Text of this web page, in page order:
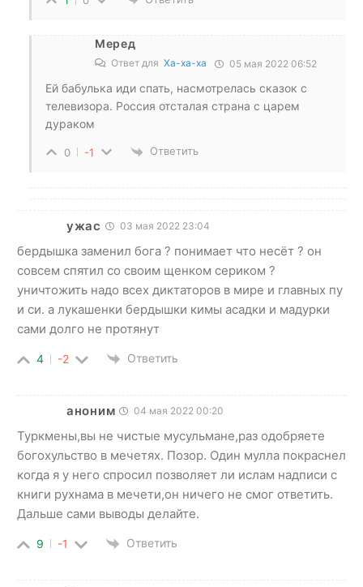
Меред
Ответ для Ха-ха-ха 05 мая 2022 06:52
Ей бабулька иди спать, насмотрелась сказок с
телевизора. Россия отсталая страна с царем
дураком
0 -1 Ответить
ужас 03 мая 2022 23:04
бердышка заменил бога ? понимает что несёт ? он
совсем спятил со своим щенком сериком ?
уничтожить надо всех диктаторов в мире и главных пу
и си. а лукашенки бердышки кимы асадки и мадурки
сами долго не протянут
4 -2 Ответить
аноним 04 мая 2022 00:20
Туркмены,вы не чистые мусульмане,раз одобряете
богохульство в мечетях. Позор. Один мулла покраснел
когда я у него спросил позволяет ли ислам надписи с
книги рухнама в мечети,он ничего не смог ответить.
Дальше сами выводы делайте.
9 -1 Ответить